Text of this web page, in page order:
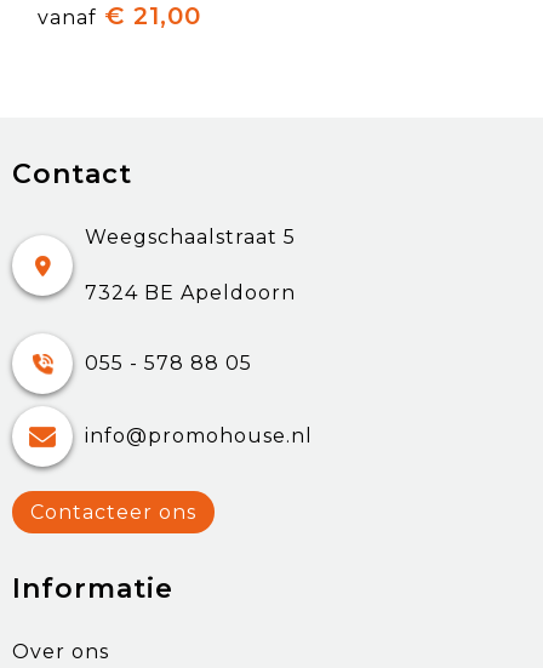
vanaf € 21,00
Contact
Weegschaalstraat 5
7324 BE Apeldoorn
055 - 578 88 05
info@promohouse.nl
Contacteer ons
Informatie
Over ons